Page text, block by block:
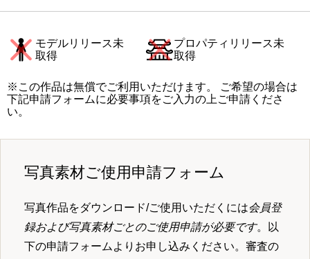
モデルリリース未
取得
プロパティリリース未
取得
※この作品は無償でご利用いただけます。 ご希望の場合は
下記申請フォームに必要事項をご入力の上ご申請くださ
い。
写真素材ご使用申請フォーム
写真作品をダウンロード/ご使用いただくには会員登
録および写真素材ごとのご使用申請が必要です。以
下の申請フォームよりお申し込みください。審査の